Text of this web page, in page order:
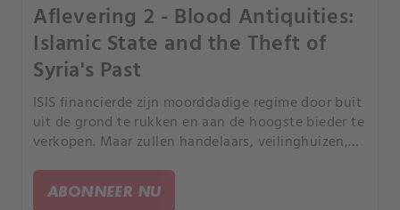
Aflevering 2 - Blood Antiquities:
Islamic State and the Theft of
Syria's Past
ISIS financierde zijn moorddadige regime door buit
uit de grond te rukken en aan de hoogste bieder te
verkopen. Maar zullen handelaars, veilinghuizen,
moord en chaos financierde?.
ABONNEER NU